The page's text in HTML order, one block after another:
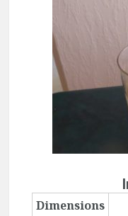
Dimensions